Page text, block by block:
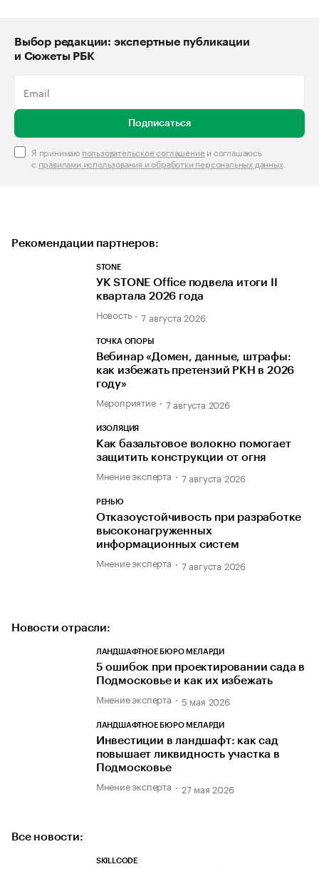
Выбор редакции: экспертные публикации
и Сюжеты РБК
Подписаться
Я принимаю пользовательское соглашениеи соглашаюсь
с правилами использования и обработки персональных данных.
Рекомендации партнеров:
STONE
УК STONE Office подвела итоги II
квартала 2026 года
Новость 7 августа 2026
ТОЧКА ОПОРЫ
Вебинар «Домен, данные, штрафы:
как избежать претензий РКН в 2026
году»
Мероприятие 7 августа 2026
ИЗОЛЯЦИЯ
Как базальтовое волокно помогает
защитить конструкции от огня
Мнение эксперта 7 августа 2026
РЕНЬЮ
Отказоустойчивость при разработке
высоконагруженных
информационных систем
Мнение эксперта 7 августа 2026
Новости отрасли:
ЛАНДШАФТНОЕ БЮРО МЕЛАРДИ
5 ошибок при проектировании сада в
Подмосковье и как их избежать
Мнение эксперта 5 мая 2026
ЛАНДШАФТНОЕ БЮРО МЕЛАРДИ
Инвестиции в ландшафт: как сад
повышает ликвидность участка в
Подмосковье
Мнение эксперта 27 мая 2026
Все новости:
SKILLCODE